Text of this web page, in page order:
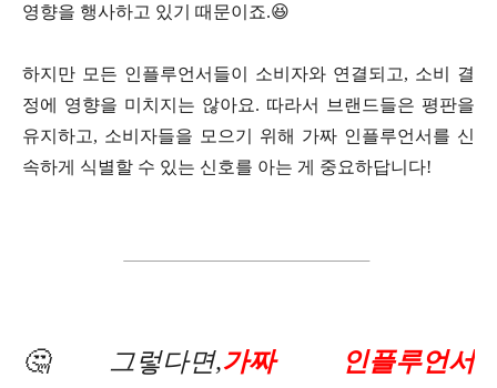
영향을 행사하고 있기 때문이죠.😆
하지만 모든 인플루언서들이 소비자와 연결되고, 소비 결
정에 영향을 미치지는 않아요. 따라서 브랜드들은 평판을
유지하고, 소비자들을 모으기 위해 가짜 인플루언서를 신
속하게 식별할 수 있는 신호를 아는 게 중요하답니다!
🤔그렇다면,가짜 인플루언서